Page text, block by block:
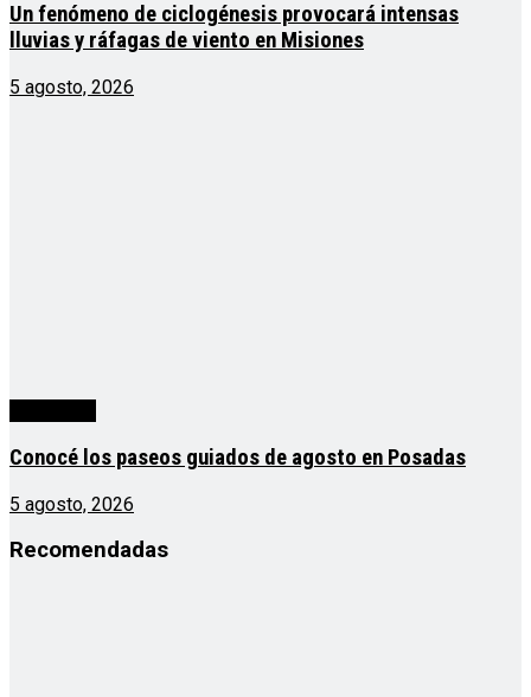
Un fenómeno de ciclogénesis provocará intensas
lluvias y ráfagas de viento en Misiones
5 agosto, 2026
Conocé los paseos guiados de agosto en Posadas
5 agosto, 2026
Recomendadas